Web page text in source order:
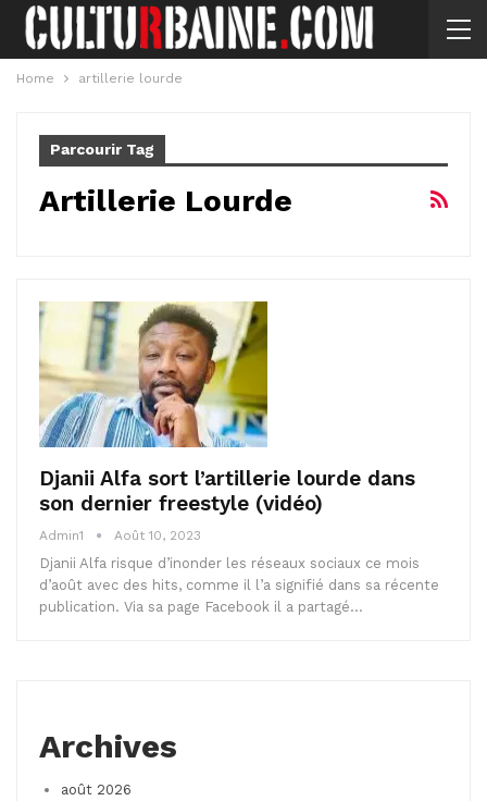
Home artillerie lourde
Parcourir Tag
Artillerie Lourde
Djanii Alfa sort l’artillerie lourde dans
son dernier freestyle (vidéo)
Admin1 Août 10, 2023
Djanii Alfa risque d’inonder les réseaux sociaux ce mois
d’août avec des hits, comme il l’a signifié dans sa récente
publication. Via sa page Facebook il a partagé…
Archives
août 2026